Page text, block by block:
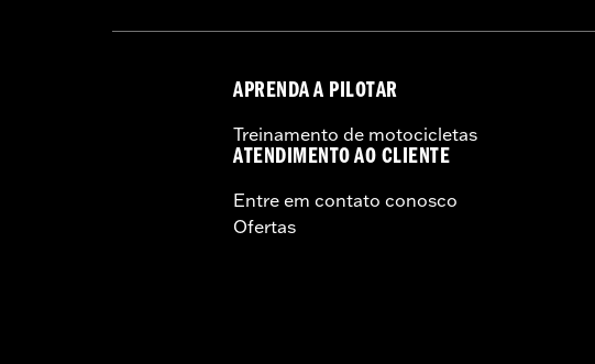
APRENDA A PILOTAR
Treinamento de motocicletas
ATENDIMENTO AO CLIENTE
Entre em contato conosco
Ofertas